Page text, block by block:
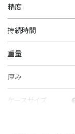
精度
持続時間
重量
厚み
ケースサイズ